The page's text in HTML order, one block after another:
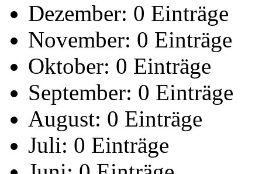
Dezember: 0 Einträge
November: 0 Einträge
Oktober: 0 Einträge
September: 0 Einträge
August: 0 Einträge
Juli: 0 Einträge